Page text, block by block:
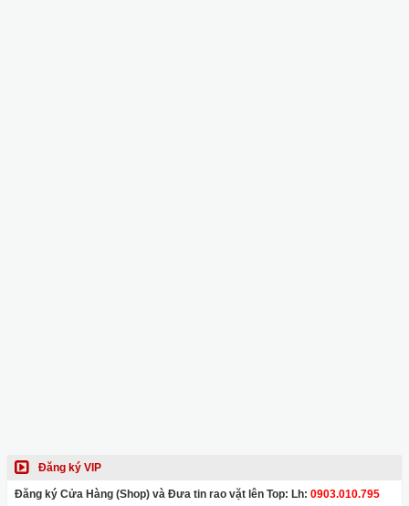
Đăng ký VIP
Đăng ký Cửa Hàng (Shop) và Đưa tin rao vặt lên Top: Lh: 0903.010.795